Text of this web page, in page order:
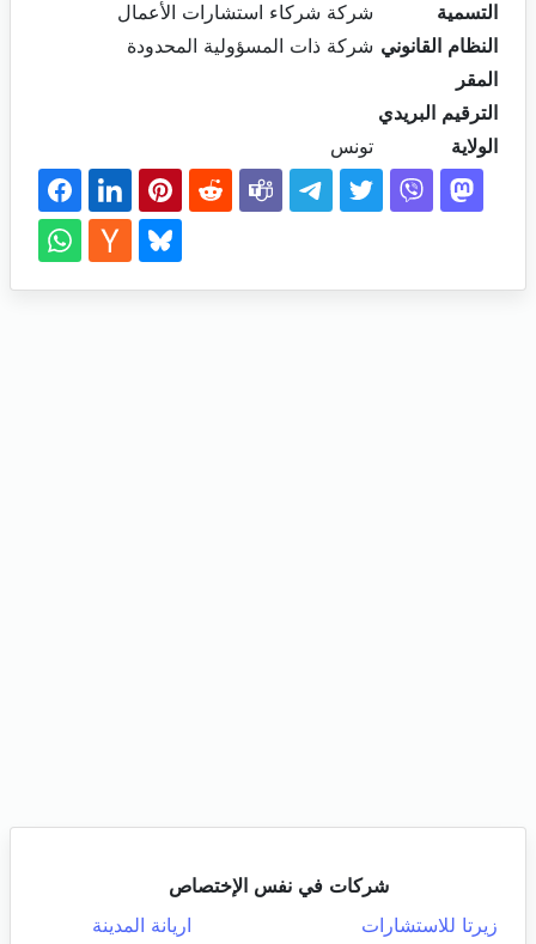
التسمية
شركة شركاء استشارات الأعمال
النظام القانوني شركة ذات المسؤولية المحدودة
المقر
الترقيم البريدي
الولاية
تونس
شركات في نفس الإختصاص
زيرتا للاستشارات
اريانة المدينة